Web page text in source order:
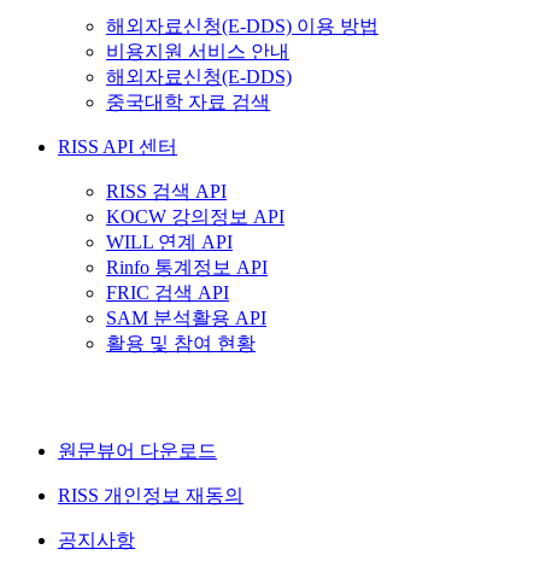
해외자료신청(E-DDS) 이용 방법
비용지원 서비스 안내
해외자료신청(E-DDS)
중국대학 자료 검색
RISS API 센터
RISS 검색 API
KOCW 강의정보 API
WILL 연계 API
Rinfo 통계정보 API
FRIC 검색 API
SAM 분석활용 API
활용 및 참여 현황
원문뷰어 다운로드
RISS 개인정보 재동의
공지사항